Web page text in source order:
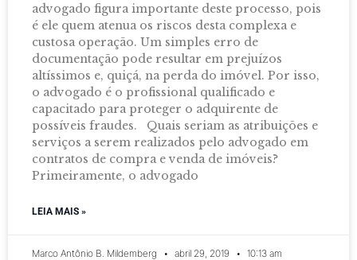
advogado figura importante deste processo, pois
é ele quem atenua os riscos desta complexa e
custosa operação. Um simples erro de
documentação pode resultar em prejuízos
altíssimos e, quiçá, na perda do imóvel. Por isso,
o advogado é o profissional qualificado e
capacitado para proteger o adquirente de
possíveis fraudes. Quais seriam as atribuições e
serviços a serem realizados pelo advogado em
contratos de compra e venda de imóveis?
Primeiramente, o advogado
LEIA MAIS »
Marco Antônio B. Mildemberg abril 29, 2019 10:13 am